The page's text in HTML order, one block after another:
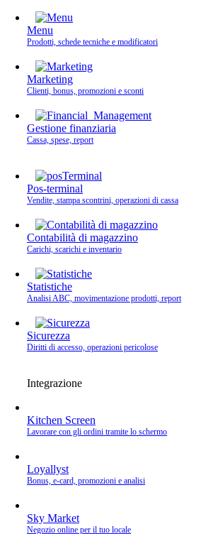
Menu
Prodotti, schede tecniche e modificatori
Marketing
Clienti, bonus, promozioni e sconti
Gestione finanziaria
Cassa, spese, report
Pos-terminal
Vendite, stampa scontrini, operazioni di cassa
Contabilità di magazzino
Carichi, scarichi e inventario
Statistiche
Analisi ABC, movimentazione prodotti, report
Sicurezza
Diritti di accesso, operazioni pericolose
Integrazione
Kitchen Screen
Lavorare con gli ordini tramite lo schermo
Loyallyst
Bonus, e‑card, promozioni e analisi
Sky Market
Negozio online per il tuo locale